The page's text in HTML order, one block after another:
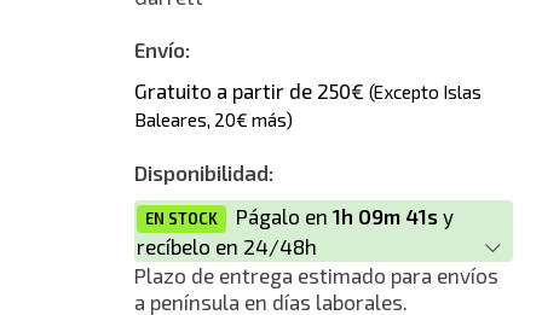
Envío:
Gratuito a partir de 250€ (Excepto Islas
Baleares, 20€ más)
Disponibilidad:
EN STOCK Págalo en 1h 09m 41s y
recíbelo en 24/48h
Plazo de entrega estimado para envíos
a península en días laborales.